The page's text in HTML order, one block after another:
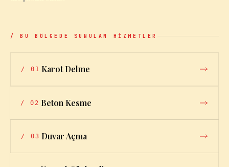
/ BU BÖLGEDE SUNULAN HİZMETLER
/ 01 Karot Delme
/ 02 Beton Kesme
/ 03 Duvar Açma